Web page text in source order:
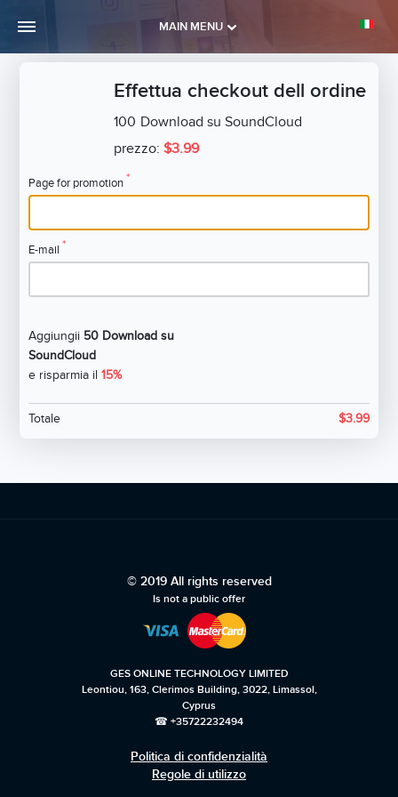
MAIN MENU
Effettua checkout dell ordine
100 Download su SoundCloud
prezzo:$3.99
Page for promotion *
E-mail *
Aggiungii 50 Download su
SoundCloud
e risparmia il15%
Totale $3.99
© 2019 All rights reserved
Is not a public offer
GES ONLINE TECHNOLOGY LIMITED
Leontiou, 163, Clerimos Building, 3022, Limassol,
Cyprus
☎ +35722232494
Politica di confidenzialità
Regole di utilizzo